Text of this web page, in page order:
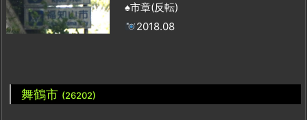
♠市章(反転)
2018.08
舞鶴市 (26202)